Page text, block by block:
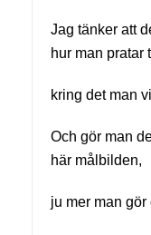
Jag tänker att
hur man pratar
kring det man
Och gör man
här målbilden,
ju mer man